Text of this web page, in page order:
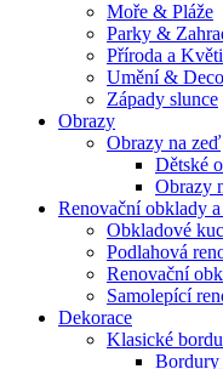
Moře & Pláže
Parky &
Příroda a
Umění & Deco
Západy slunce
Obrazy
Obrazy na zeď
Dětské
Obrazy
Renovační obklady a
Obkladové
Podlahová
Renovační
Samolepící
Dekorace
Klasické
Bordury